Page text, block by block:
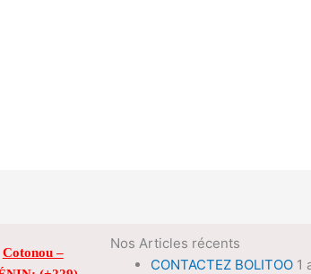
Cotonou –
Nos Articles récents
CONTACTEZ BOLITOO 1